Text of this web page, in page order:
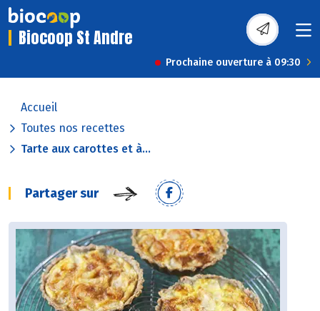
Biocoop St Andre
Prochaine ouverture à 09:30
Accueil
Toutes nos recettes
Tarte aux carottes et à...
Partager sur